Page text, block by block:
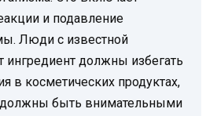
и подавление
Люди с известной
ингредиент должны избегать
в косметических продуктах,
должны быть внимательными